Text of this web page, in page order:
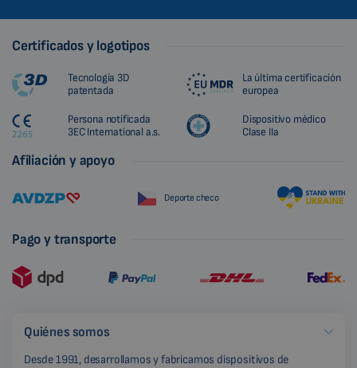
Certificados y logotipos
Tecnología 3D
patentada
La última certificación
europea
Persona notificada
3EC International a.s.
Dispositivo médico
Clase IIa
Afiliación y apoyo
Deporte checo
Pago y transporte
Quiénes somos
Desde 1991, desarrollamos y fabricamos dispositivos de